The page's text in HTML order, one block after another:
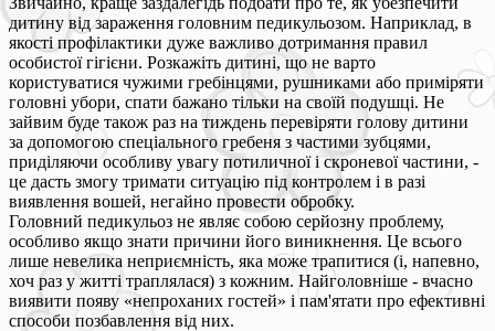
дитину від зараження головним педикульозом. Наприклад, в
якості профілактики дуже важливо дотримання правил
особистої гігієни. Розкажіть дитині, що не варто
користуватися чужими гребінцями, рушниками або приміряти
головні убори, спати бажано тільки на своїй подушці. Не
зайвим буде також раз на тиждень перевіряти голову дитини
за допомогою спеціального гребеня з частими зубцями,
приділяючи особливу увагу потиличної і скроневої частини, -
це дасть змогу тримати ситуацію під контролем і в разі
виявлення вошей, негайно провести обробку.
Головний педикульоз не являє собою серйозну проблему,
особливо якщо знати причини його виникнення. Це всього
лише невелика неприємність, яка може трапитися (і, напевно,
хоч раз у житті траплялася) з кожним. Найголовніше - вчасно
виявити появу «непроханих гостей» і пам'ятати про ефективні
способи позбавлення від них.